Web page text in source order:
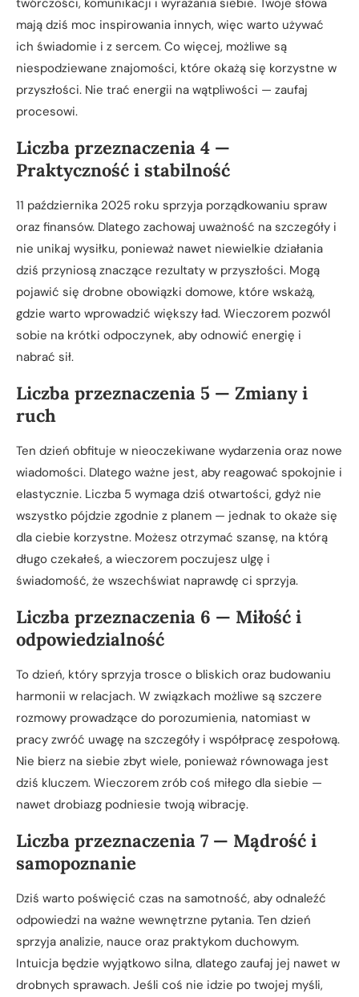
mają dziś moc inspirowania innych, więc warto używać
ich świadomie i z sercem. Co więcej, możliwe są
niespodziewane znajomości, które okażą się korzystne w
przyszłości. Nie trać energii na wątpliwości — zaufaj
procesowi.
Liczba przeznaczenia 4 —
Praktyczność i stabilność
11 października 2025 roku sprzyja porządkowaniu spraw
oraz finansów. Dlatego zachowaj uważność na szczegóły i
nie unikaj wysiłku, ponieważ nawet niewielkie działania
dziś przyniosą znaczące rezultaty w przyszłości. Mogą
pojawić się drobne obowiązki domowe, które wskażą,
gdzie warto wprowadzić większy ład. Wieczorem pozwól
sobie na krótki odpoczynek, aby odnowić energię i
nabrać sił.
Liczba przeznaczenia 5 — Zmiany i
ruch
Ten dzień obfituje w nieoczekiwane wydarzenia oraz nowe
wiadomości. Dlatego ważne jest, aby reagować spokojnie i
elastycznie. Liczba 5 wymaga dziś otwartości, gdyż nie
wszystko pójdzie zgodnie z planem — jednak to okaże się
dla ciebie korzystne. Możesz otrzymać szansę, na którą
długo czekałeś, a wieczorem poczujesz ulgę i
świadomość, że wszechświat naprawdę ci sprzyja.
Liczba przeznaczenia 6 — Miłość i
odpowiedzialność
To dzień, który sprzyja trosce o bliskich oraz budowaniu
harmonii w relacjach. W związkach możliwe są szczere
rozmowy prowadzące do porozumienia, natomiast w
pracy zwróć uwagę na szczegóły i współpracę zespołową.
Nie bierz na siebie zbyt wiele, ponieważ równowaga jest
dziś kluczem. Wieczorem zrób coś miłego dla siebie —
nawet drobiazg podniesie twoją wibrację.
Liczba przeznaczenia 7 — Mądrość i
samopoznanie
Dziś warto poświęcić czas na samotność, aby odnaleźć
odpowiedzi na ważne wewnętrzne pytania. Ten dzień
sprzyja analizie, nauce oraz praktykom duchowym.
Intuicja będzie wyjątkowo silna, dlatego zaufaj jej nawet w
drobnych sprawach. Jeśli coś nie idzie po twojej myśli,